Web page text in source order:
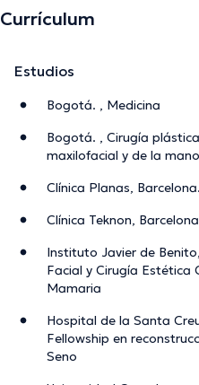
Currículum
Estudios
Bogotá. , Medicina
Bogotá. , Cirugía
maxilofacial y de la mano
Clínica Planas,
Clínica Teknon,
Instituto Javier de
Facial y Cirugía Estética
Mamaria
Hospital de la Santa
Fellowship en
Seno